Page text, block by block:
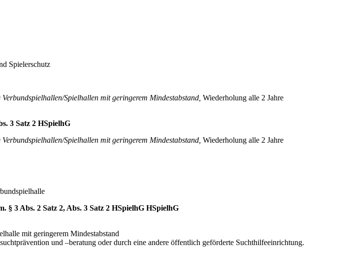
Spielerschutz
Spielhallen mit geringerem Mindestabstand, Wiederholung alle 2 Jahre
3 Satz 2 HSpielhG
Spielhallen mit geringerem Mindestabstand, Wiederholung alle 2 Jahre
3 Abs. 2 Satz 2, Abs. 3 Satz 2 HSpielhG HSpielhG
mit geringerem Mindestabstand
und –beratung oder durch eine andere öffentlich geförderte Suchthilfeeinrichtung.